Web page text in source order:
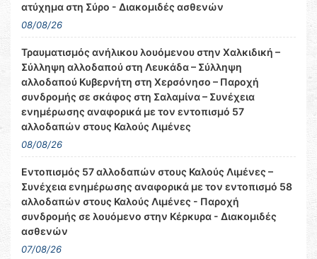
ατύχημα στη Σύρο - Διακομιδές ασθενών
08/08/26
Τραυματισμός ανήλικου λουόμενου στην Χαλκιδική –
Σύλληψη αλλοδαπού στη Λευκάδα – Σύλληψη
αλλοδαπού Κυβερνήτη στη Χερσόνησο – Παροχή
συνδρομής σε σκάφος στη Σαλαμίνα – Συνέχεια
ενημέρωσης αναφορικά με τον εντοπισμό 57
αλλοδαπών στους Καλούς Λιμένες
08/08/26
Εντοπισμός 57 αλλοδαπών στους Καλούς Λιμένες –
Συνέχεια ενημέρωσης αναφορικά με τον εντοπισμό 58
αλλοδαπών στους Καλούς Λιμένες - Παροχή
συνδρομής σε λουόμενο στην Κέρκυρα - Διακομιδές
ασθενών
07/08/26